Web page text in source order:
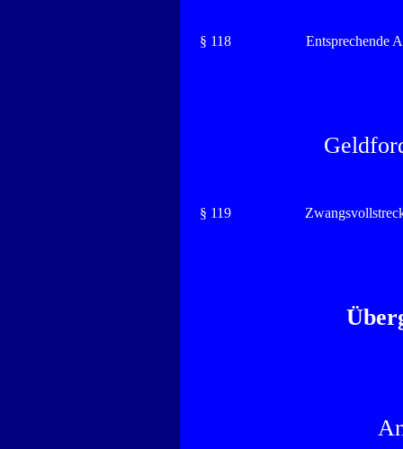
§ 118 Entsprechende
§ 119